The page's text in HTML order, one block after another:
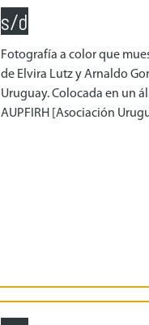
s/d
Fotografía a color que
de Elvira Lutz y Arnaldo
Uruguay. Colocada en un
AUPFIRH [Asociación